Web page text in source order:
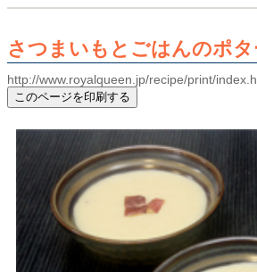
さつまいもとごはんのポタ
http://www.royalqueen.jp/recipe/print/